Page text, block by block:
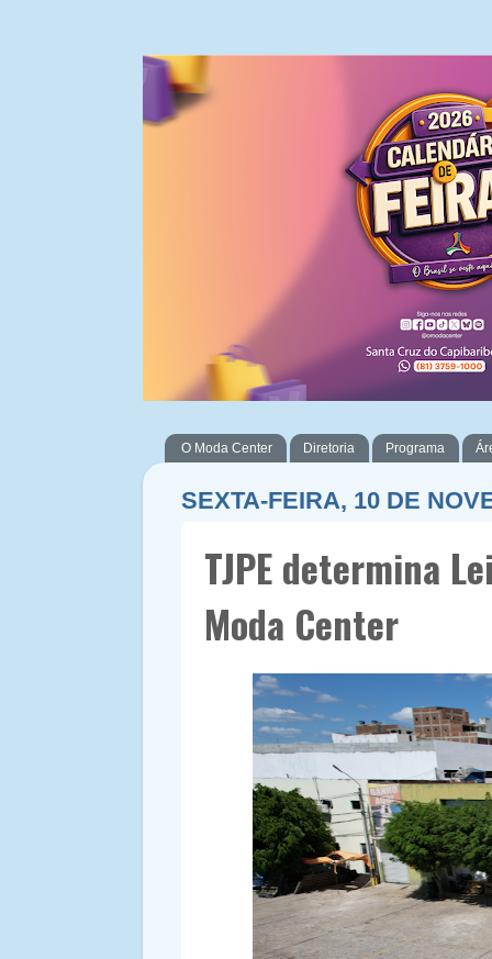
O Moda Center Diretoria Programa
SEXTA-FEIRA, 10 DE
TJPE determina
Moda Center